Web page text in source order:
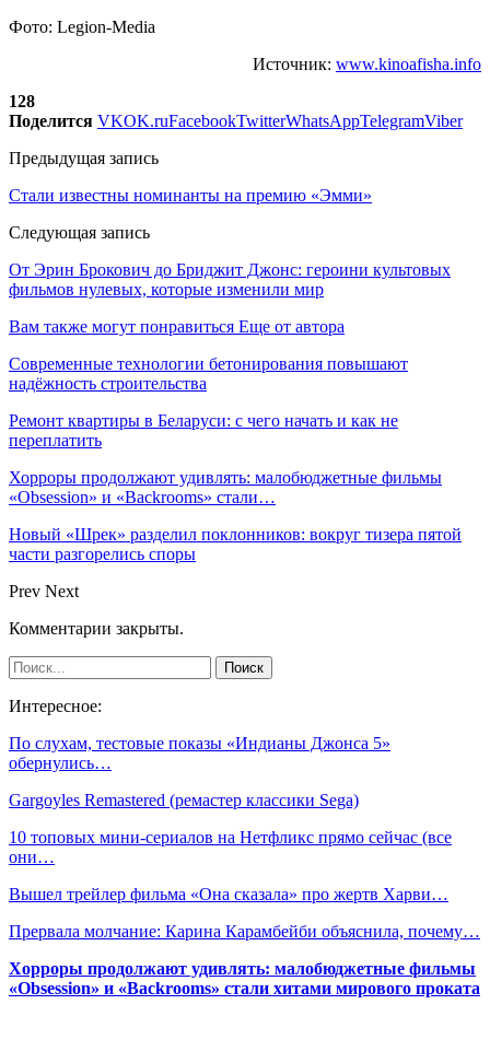
Фото: Legion-Media
Источник: www.kinoafisha.info
128
Поделится VKOK.ruFacebookTwitterWhatsAppTelegramViber
Предыдущая запись
Стали известны номинанты на премию «Эмми»
Следующая запись
От Эрин Брокович до Бриджит Джонс: героини культовых
фильмов нулевых, которые изменили мир
Вам также могут понравиться Еще от автора
Современные технологии бетонирования повышают
надёжность строительства
Ремонт квартиры в Беларуси: с чего начать и как не
переплатить
Хорроры продолжают удивлять: малобюджетные фильмы
«Obsession» и «Backrooms» стали…
Новый «Шрек» разделил поклонников: вокруг тизера пятой
части разгорелись споры
Prev Next
Комментарии закрыты.
Интересное:
По слухам, тестовые показы «Индианы Джонса 5»
обернулись…
Gargoyles Remastered (ремастер классики Sega)
10 топовых мини-сериалов на Нетфликс прямо сейчас (все
они…
Вышел трейлер фильма «Она сказала» про жертв Харви…
Прервала молчание: Карина Карамбейби объяснила, почему…
Хорроры продолжают удивлять: малобюджетные фильмы
«Obsession» и «Backrooms» стали хитами мирового проката